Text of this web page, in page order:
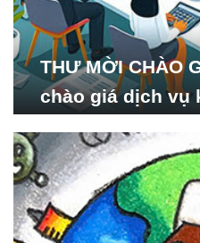
THƯ MỜI CHÀO
chào giá dịch vụ
Nghiên cứu Phát
hội_ISDS)